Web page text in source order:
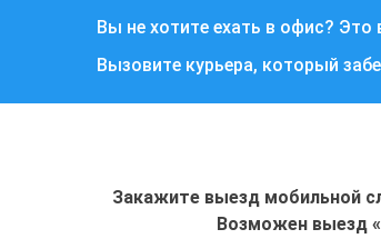
Вы не хотите ехать в офис?
Вызовите курьера, который
Закажите выезд мобильной
Возможен выезд